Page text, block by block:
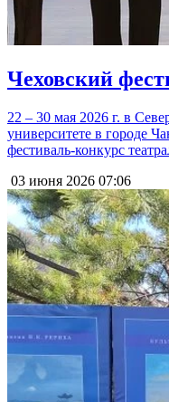
Чеховский
22 – 30 мая 2026 г. в
университете в городе
фестиваль-конкурс
03 июня 2026 07:06